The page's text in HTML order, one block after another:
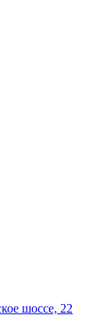
шоссе, 22